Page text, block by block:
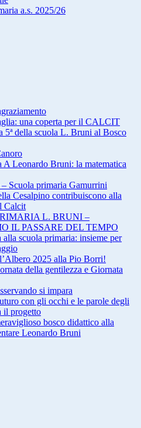
a.s. 2025/26
una coperta per il CALCIT
5ª della scuola L. Bruni al Bosco
A Leonardo Bruni: la matematica
Scuola primaria Gamurrini
Cesalpino contribuiscono alla
Calcit
L. BRUNI –
IL PASSARE DEL TEMPO
scuola primaria: insieme per
2025 alla Pio Borri!
della gentilezza e Giornata
si impara
con gli occhi e le parole degli
il progetto
bosco didattico alla
Leonardo Bruni